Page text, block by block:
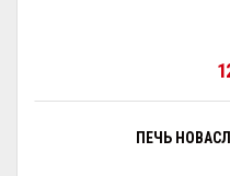
ПЕЧЬ